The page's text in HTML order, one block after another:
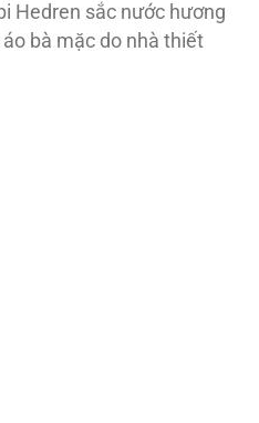
Hedren sắc nước hương
bà mặc do nhà thiết